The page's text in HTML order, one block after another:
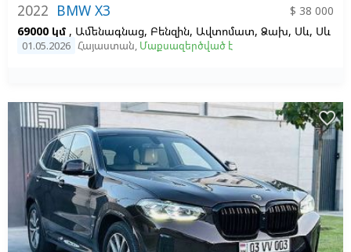
2022 BMW X3
$ 38 000
69000 կմ , Ամենագնաց, Բենզին, Ավտոմատ, Ձախ, Սև, Սև
01.05.2026 Հայաստան, Մաքսազերծված է
favorite_border